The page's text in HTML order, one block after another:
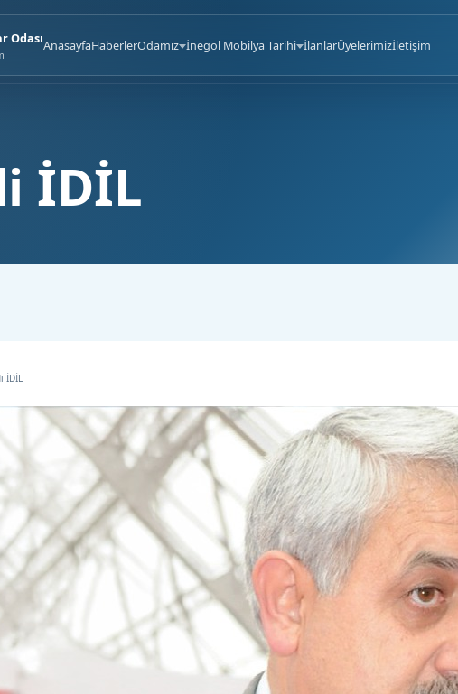
OdasıAnasayfaHaberlerOdamız İnegöl Mobilya Tarihi İlanlarÜyelerimizİletişim
İDİL
İDİL